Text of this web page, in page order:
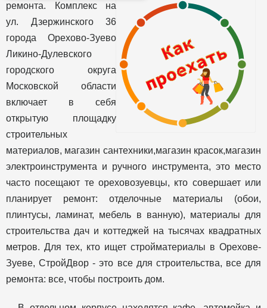
ремонта. Комплекс на
ул. Дзержинского 36
города Орехово-Зуево
Ликино-Дулевского
городского округа
Московской области
включает в себя
открытую площадку
строительных
материалов, магазин сантехники,магазин красок,магазин
электроинструмента и ручного инструмента, это место
часто посещают те ореховозуевцы, кто совершает или
планирует ремонт: отделочные материалы (обои,
плинтусы, ламинат, мебель в ванную), материалы для
строительства дач и коттеджей на тысячах квадратных
метров. Для тех, кто ищет стройматериалы в Орехове-
Зуеве, СтройДвор - это все для строительства, все для
ремонта: все, чтобы построить дом.